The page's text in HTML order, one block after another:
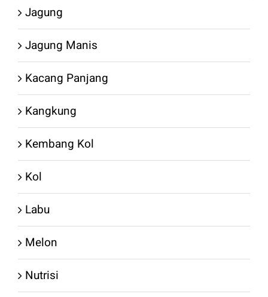
Jagung
Jagung Manis
Kacang Panjang
Kangkung
Kembang Kol
Kol
Labu
Melon
Nutrisi